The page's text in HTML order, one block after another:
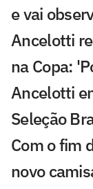
e vai
Ancelotti
na Copa:
Ancelotti
Seleção
Com o fim
novo